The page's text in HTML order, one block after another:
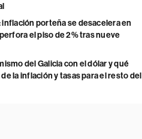
inflación porteña se desacelera en
el piso de 2% tras nueve
del Galicia con el dólar y qué
la inflación y tasas para el resto del